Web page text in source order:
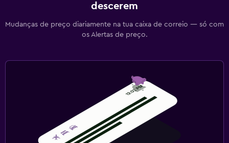
descerem
Mudanças de preço diariamente na tua caixa de correio — só com
os Alertas de preço.